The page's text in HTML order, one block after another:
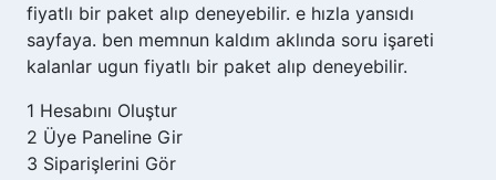
fiyatlı bir paket alıp deneyebilir. e hızla yansıdı
sayfaya. ben memnun kaldım aklında soru işareti
kalanlar ugun fiyatlı bir paket alıp deneyebilir.
1 Hesabını Oluştur
2 Üye Paneline Gir
3 Siparişlerini Gör